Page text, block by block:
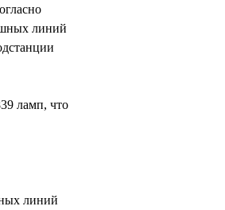
линий
ламп, что
линий